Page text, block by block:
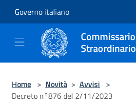
Governo italiano
Commissario
Straordinario
Home > Novità > Avvisi >
Decreto n°876 del 2/11/2023